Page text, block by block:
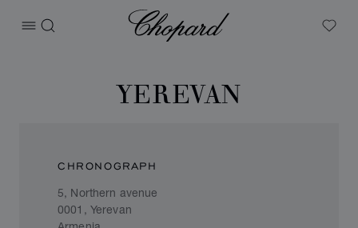
打开菜单
搜索
Chopard
My
YEREVAN
CHRONOGRAPH
5, Northern avenue
0001, Yerevan